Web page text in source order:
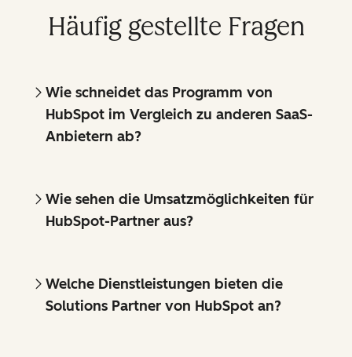
Häufig gestellte Fragen
Wie schneidet das Programm von
HubSpot im Vergleich zu anderen SaaS-
Anbietern ab?
Wie sehen die Umsatzmöglichkeiten für
HubSpot-Partner aus?
Welche Dienstleistungen bieten die
Solutions Partner von HubSpot an?